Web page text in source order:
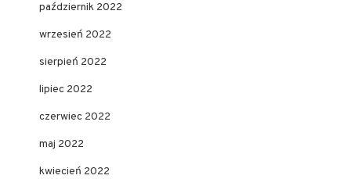
październik 2022
wrzesień 2022
sierpień 2022
lipiec 2022
czerwiec 2022
maj 2022
kwiecień 2022